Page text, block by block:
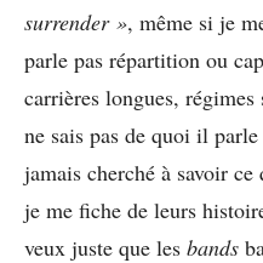
surrender », même si je
parle pas répartition ou
carrières longues,
ne sais pas de quoi il
jamais cherché à savoir
je me fiche de leurs
veux juste que les bands